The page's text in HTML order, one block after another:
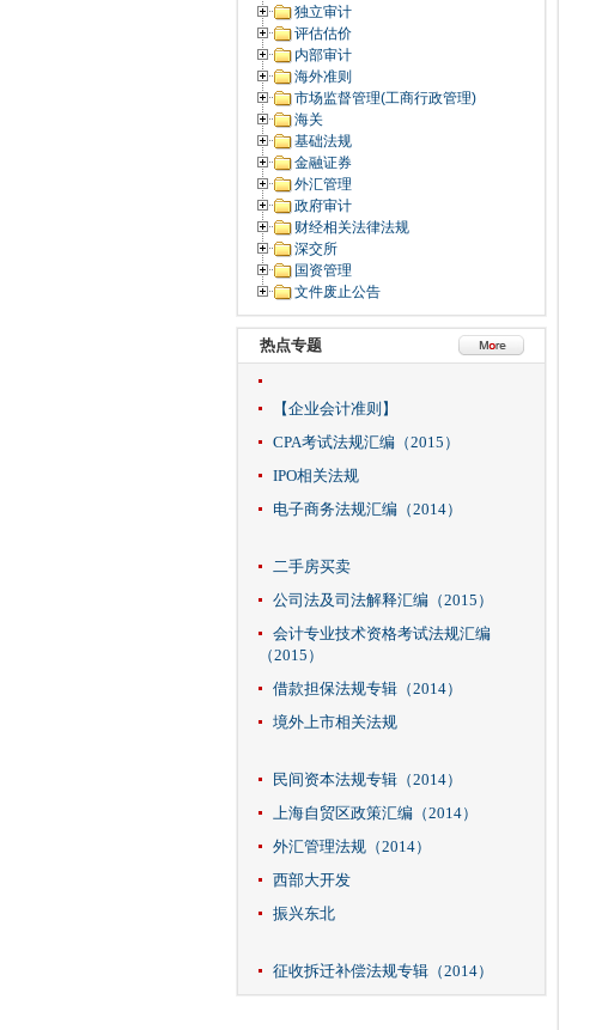
独立审计
评估估价
内部审计
海外准则
市场监督管理(工商行政管理)
海关
基础法规
金融证券
外汇管理
政府审计
财经相关法律法规
深交所
国资管理
文件废止公告
热点专题
【企业会计准则】
CPA考试法规汇编（2015）
IPO相关法规
电子商务法规汇编（2014）
二手房买卖
公司法及司法解释汇编（2015）
会计专业技术资格考试法规汇编
（2015）
借款担保法规专辑（2014）
境外上市相关法规
民间资本法规专辑（2014）
上海自贸区政策汇编（2014）
外汇管理法规（2014）
西部大开发
振兴东北
征收拆迁补偿法规专辑（2014）